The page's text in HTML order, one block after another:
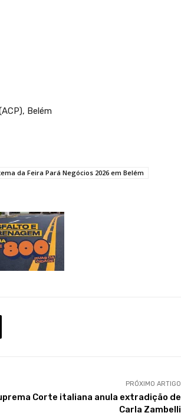
Belém
da Feira Pará Negócios 2026 em Belém
PRÓXIMO ARTIGO
Corte italiana anula extradição de
Carla Zambelli